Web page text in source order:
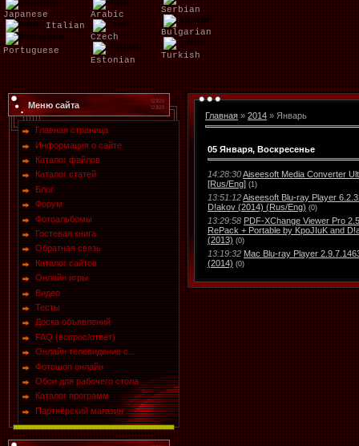
Japanese
Italian
Portuguese
Arabic
Czech
Estonian
Serbian
Bulgarian
Turkish
Меню сайта
Главная страница
Информация о сайте
Каталог файлов
Каталог статей
Блог
Форум
Фотоальбомы
Гостевая книга
Обратная связь
Каталог сайтов
Онлайн игры
Видео
Тесты
Доска объявлений
FAQ (вопрос/ответ)
Онлайн телевидение с...
Фотошоп онлайн
Обои для рабочего стола
Каталог программ
Партнёрский магазин ...
Главная » 2014 » Январь
05 Января, Воскресенье
14:28:30Aiseesoft Media Converter
[Rus/Eng] (1)
13:51:12Aiseesoft Blu-ray Player
D!akov (2014) (Rus/Eng) (0)
13:29:58 PDF-XChange Viewer Pro
RePack + Portable by KpoJIuK and
(2013) (0)
13:19:32 Mac Blu-ray Player
(2014) (0)